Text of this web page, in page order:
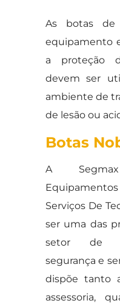
As botas de
equipamento
a proteção
devem ser
ambiente de
de lesão ou
Botas
A
Serviços De
ser uma das
setor de
segurança e
dispõe tanto
assessoria,